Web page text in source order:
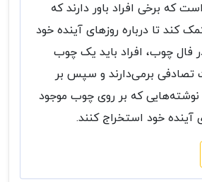
که برخی افراد باور دارند که
کند تا درباره روزهای آینده خود
در فال چوب، افراد باید یک چوب
تصادفی برمی‌دارند و سپس بر
که بر روی چوب موجود
آینده خود استخراج کنند.